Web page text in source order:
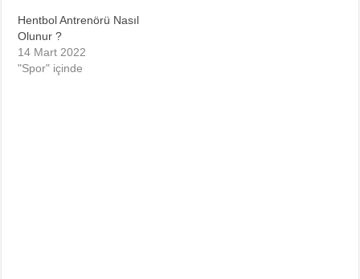
Hentbol Antrenörü Nasıl
Olunur ?
14 Mart 2022
"Spor" içinde